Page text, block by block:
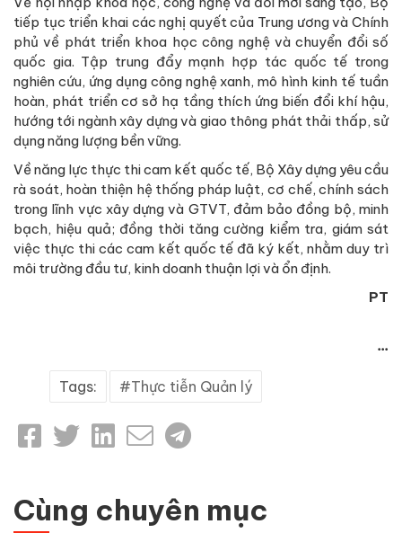
tiếp tục triển khai các nghị quyết của Trung ương và Chính
phủ về phát triển khoa học công nghệ và chuyển đổi số
quốc gia. Tập trung đẩy mạnh hợp tác quốc tế trong
nghiên cứu, ứng dụng công nghệ xanh, mô hình kinh tế tuần
hoàn, phát triển cơ sở hạ tầng thích ứng biến đổi khí hậu,
hướng tới ngành xây dựng và giao thông phát thải thấp, sử
dụng năng lượng bền vững.
Về năng lực thực thi cam kết quốc tế, Bộ Xây dựng yêu cầu
rà soát, hoàn thiện hệ thống pháp luật, cơ chế, chính sách
trong lĩnh vực xây dựng và GTVT, đảm bảo đồng bộ, minh
bạch, hiệu quả; đồng thời tăng cường kiểm tra, giám sát
việc thực thi các cam kết quốc tế đã ký kết, nhằm duy trì
môi trường đầu tư, kinh doanh thuận lợi và ổn định.
PT
...
Tags: Thực tiễn Quản lý
Cùng chuyên mục